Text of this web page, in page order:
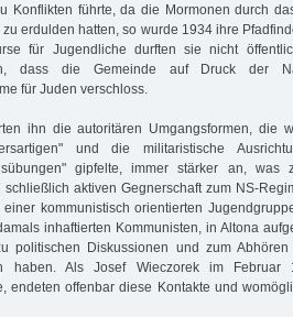
Konflikten führte, da die Mormonen durch
erdulden hatten, so wurde 1934 ihre
für Jugendliche durften sie nicht
dass die Gemeinde auf Druck der
für Juden verschloss.
ihn die autoritären Umgangsformen, die
und die militaristische
gipfelte, immer stärker an, was
schließlich aktiven Gegnerschaft zum NS-
kommunistisch orientierten
inhaftierten Kommunisten, in Altona
politischen Diskussionen und zum Abhören
haben. Als Josef Wieczorek im Februar
endeten offenbar diese Kontakte und